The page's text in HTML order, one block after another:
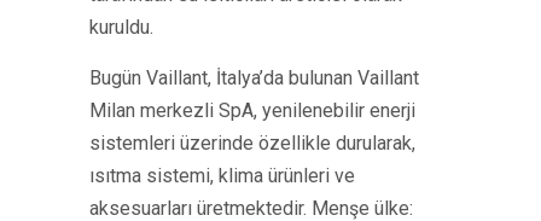
kuruldu.
Bugün Vaillant, İtalya’da bulunan Vaillant
Milan merkezli SpA, yenilenebilir enerji
sistemleri üzerinde özellikle durularak,
ısıtma sistemi, klima ürünleri ve
aksesuarları üretmektedir. Menşe ülke: